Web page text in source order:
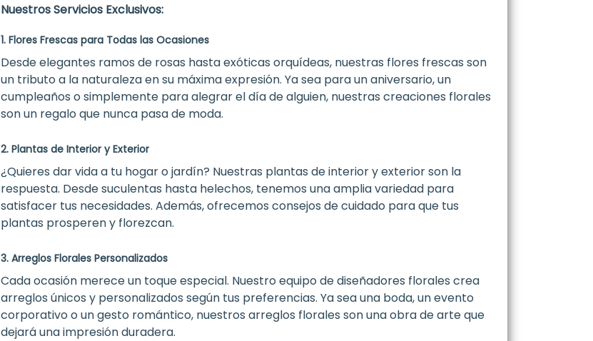
Nuestros Servicios Exclusivos:
1. Flores Frescas para Todas las Ocasiones
Desde elegantes ramos de rosas hasta exóticas orquídeas, nuestras flores frescas son
un tributo a la naturaleza en su máxima expresión. Ya sea para un aniversario, un
cumpleaños o simplemente para alegrar el día de alguien, nuestras creaciones florales
son un regalo que nunca pasa de moda.
2. Plantas de Interior y Exterior
¿Quieres dar vida a tu hogar o jardín? Nuestras plantas de interior y exterior son la
respuesta. Desde suculentas hasta helechos, tenemos una amplia variedad para
satisfacer tus necesidades. Además, ofrecemos consejos de cuidado para que tus
plantas prosperen y florezcan.
3. Arreglos Florales Personalizados
Cada ocasión merece un toque especial. Nuestro equipo de diseñadores florales crea
arreglos únicos y personalizados según tus preferencias. Ya sea una boda, un evento
corporativo o un gesto romántico, nuestros arreglos florales son una obra de arte que
dejará una impresión duradera.